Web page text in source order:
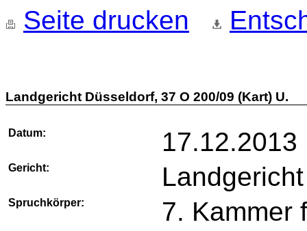
Seite drucken
Landgericht Düsseldorf, 37 O 200/09 (Kart) U.
Datum: 17.12.2013
Gericht:
Spruchkörper: 7. Kammer